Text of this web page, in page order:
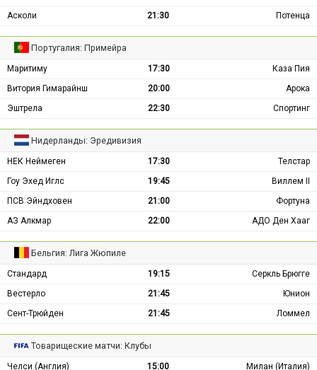
Асколи
21:30 Потенца
Португалия: Примейра
Маритиму 17:30
Каза Пия
Витория Гимарайнш
20:00
Арока
Эштрела
22:30 Спортинг
Нидерланды: Эредивизия
НЕК Неймеген 17:30
Телстар
Гоу Эхед Иглс
19:45
Виллем II
ПСВ Эйндховен
21:00
Фортуна
АЗ Алкмар
22:00 АДО Ден Хааг
Бельгия: Лига Жюпиле
Стандард 19:15
Серкль Брюгге
Вестерло
21:45
Юнион
Сент-Трюйден
21:45 Ломмел
Товарищеские матчи: Клубы
Челси (Англия) 15:00 Милан (Италия)